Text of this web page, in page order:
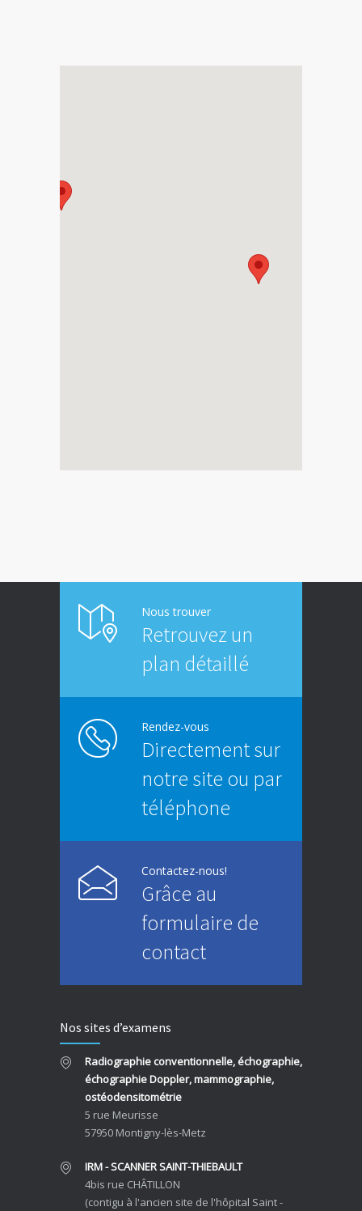
Nous trouver
Retrouvez un
plan détaillé
Rendez-vous
Directement sur
notre site ou par
téléphone
Contactez-nous!
Grâce au
formulaire de
contact
Nos sites d’examens
Radiographie conventionnelle, échographie,
échographie Doppler, mammographie,
ostéodensitométrie
5 rue Meurisse
57950 Montigny-lès-Metz
IRM - SCANNER SAINT-THIEBAULT
4bis rue CHÂTILLON
(contigu à l'ancien site de l'hôpital Saint -